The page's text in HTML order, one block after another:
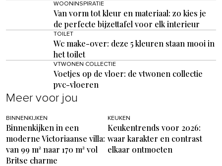
WOONINSPIRATIE
Van vorm tot kleur en materiaal: zo kies je
de perfecte bijzettafel voor elk interieur
TOILET
Wc make-over: deze 5 kleuren staan mooi in
het toilet
VTWONEN COLLECTIE
Voetjes op de vloer: de vtwonen collectie
pvc-vloeren
Meer voor jou
BINNENKIJKEN
Binnenkijken in een
moderne Victoriaanse villa:
van 99 m² naar 170 m² vol
Britse charme
KEUKEN
Keukentrends voor 2026:
waar karakter en contrast
elkaar ontmoeten